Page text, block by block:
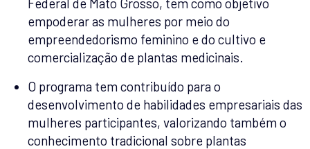
empoderar as mulheres por meio do
empreendedorismo feminino e do cultivo e
comercialização de plantas medicinais.
O programa tem contribuído para o
desenvolvimento de habilidades empresariais das
mulheres participantes, valorizando também o
conhecimento tradicional sobre plantas